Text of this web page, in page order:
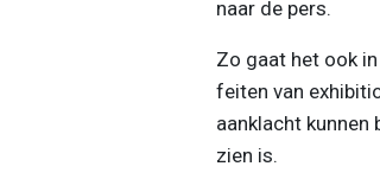
naar de pers.
Zo gaat het ook
feiten van
aanklacht
zien is.